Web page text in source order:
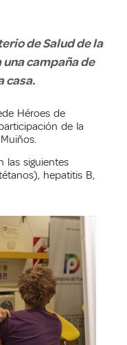
de Salud de la
campaña de
casa.
Héroes de
de la
las siguientes
hepatitis B,